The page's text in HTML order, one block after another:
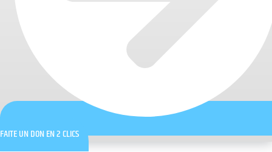
FAITE UN DON EN 2 CLICS